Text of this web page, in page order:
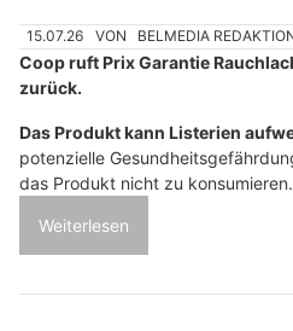
15.07.26 VON BELMEDIA
Coop ruft Prix Garantie
zurück.
Das Produkt kann Listerien
potenzielle
das Produkt nicht zu konsumieren.
Weiterlesen